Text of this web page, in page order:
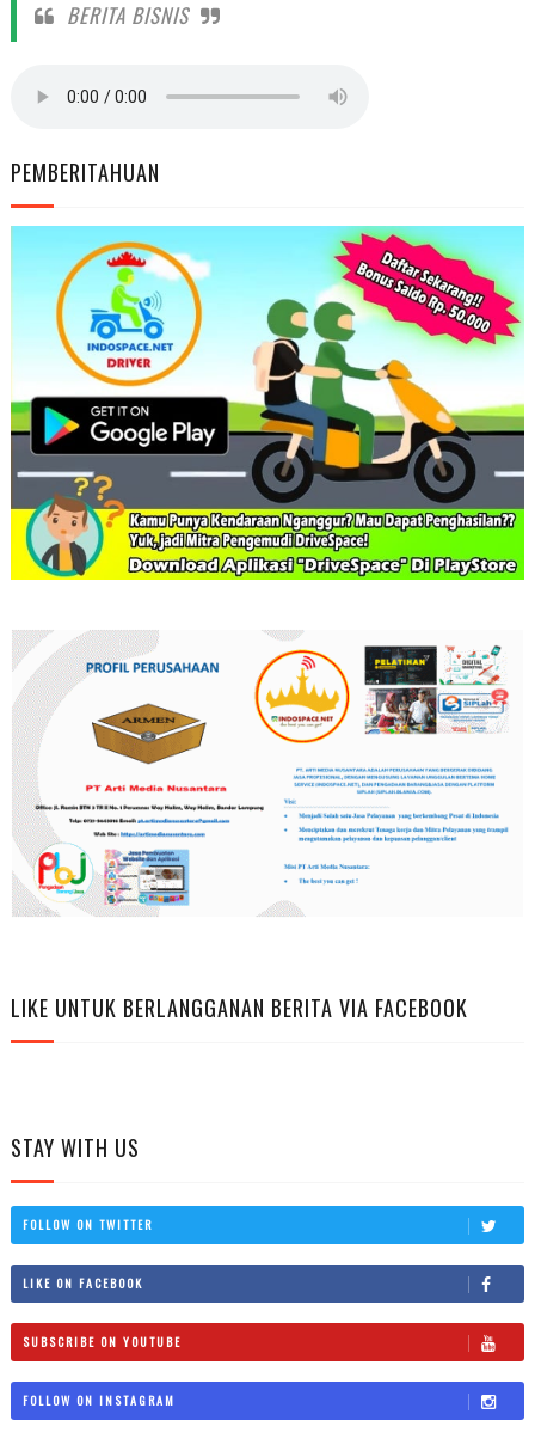
BERITA BISNIS
PEMBERITAHUAN
LIKE UNTUK BERLANGGANAN BERITA VIA FACEBOOK
STAY WITH US
FOLLOW ON TWITTER
LIKE ON FACEBOOK
SUBSCRIBE ON YOUTUBE
FOLLOW ON INSTAGRAM